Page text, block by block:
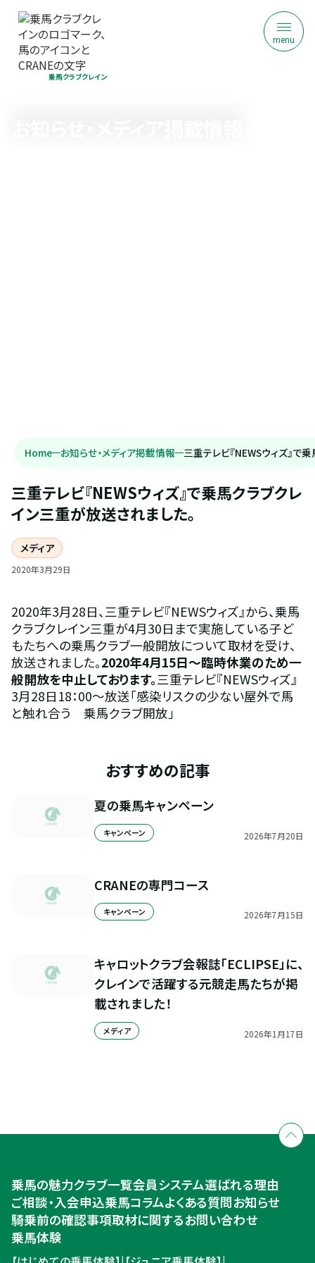
乗馬クラブクレイン
menu
Home お知らせ・メディア掲載情報 三重テレビ『NEWSウィズ』で
三重テレビ『NEWSウィズ』で乗馬クラブクレ
イン三重が放送されました。
メディア
2020年3月29日
2020年3月28日、三重テレビ『NEWSウィズ』から、乗馬
クラブクレイン三重が4月30日まで実施している子ど
もたちへの乗馬クラブ一般開放について取材を受け、
放送されました。2020年4月15日～臨時休業のため一
般開放を中止しております。三重テレビ『NEWSウィズ』
3月28日18：00～放送「感染リスクの少ない屋外で馬
と触れ合う　乗馬クラブ開放」
おすすめの記事
夏の乗馬キャンペーン
キャンペーン 2026年7月20日
CRANEの専門コース
キャンペーン 2026年7月15日
キャロットクラブ会報誌「ECLIPSE」に、
クレインで活躍する元競走馬たちが掲
載されました！
メディア 2026年1 月17日
入会のご相談・申込
ご相談・入会申込
乗馬の魅力クラブ一覧会員システム選ばれる理由
ご相談・入会申込乗馬コラムよくある質問お知らせ
騎乗前の確認事項取材に関するお問い合わせ
乗馬体験